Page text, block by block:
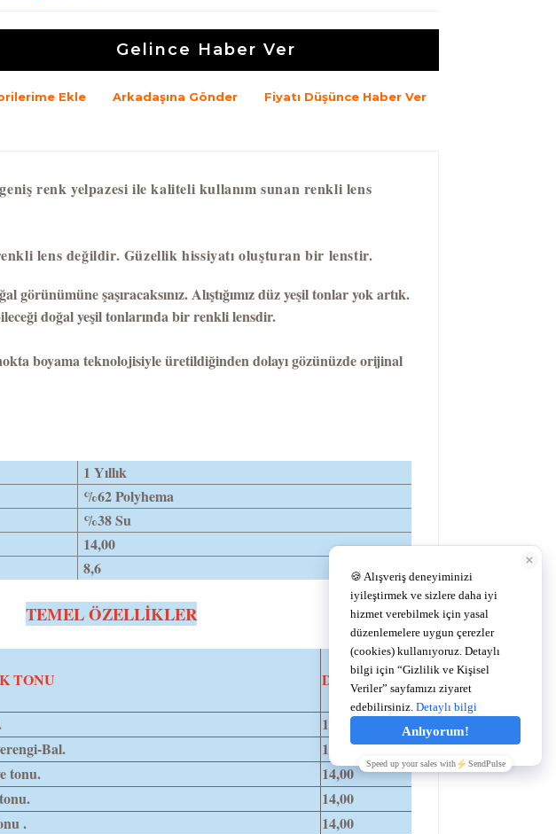
Gelince Haber Ver
Ekle Arkadaşına Gönder Fiyatı Düşünce Haber Ver
renk yelpazesi ile kaliteli kullanım sunan renkli lens
lens değildir. Güzellik hissiyatı oluşturan bir lenstir.
görünümüne şaşıracaksınız. Alıştığımız düz yeşil tonlar yok artık.
doğal yeşil tonlarında bir renkli lensdir.
boyama teknolojisiyle üretildiğinden dolayı gözünüzde orijinal
1 Yıllık
%62 Polyhema
%38 Su
14,00
8,6
TEMEL ÖZELLİKLER
TONU DİA
14,00
Bal.
14,00
tonu.
14,00
14,00
.
14,00